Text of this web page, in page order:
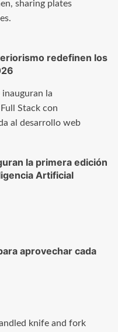
redefinen los
la primera edición
Artificial
aprovechar cada